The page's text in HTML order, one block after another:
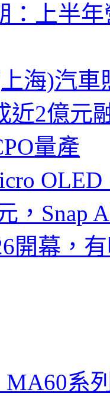
：上半
海)汽
近2億元
量產
，Snap
開幕，
系